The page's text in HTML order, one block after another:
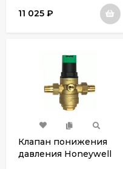
11 025 ₽
Клапан понижения
давления Honeywell